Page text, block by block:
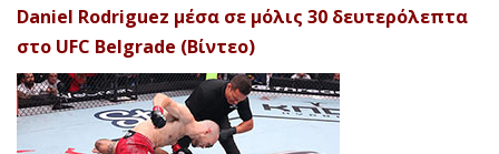
Daniel Rodriguez μέσα σε μόλις 30 δευτερόλεπτα
στο UFC Belgrade (Βίντεο)